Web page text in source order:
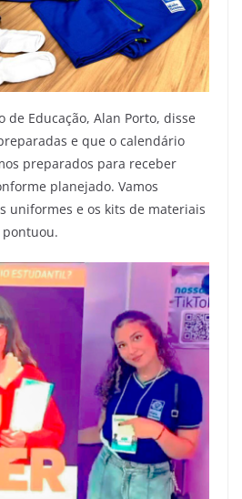
de Educação, Alan Porto, disse
e que o calendário
preparados para receber
planejado. Vamos
uniformes e os kits de materiais
pontuou.